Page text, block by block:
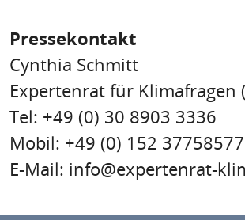
Pressekontakt
Cynthia Schmitt
Expertenrat für Klimafragen
Tel: +49 (0) 30 8903 3336
Mobil: +49 (0) 152 37758577
E-Mail: info@expertenrat-